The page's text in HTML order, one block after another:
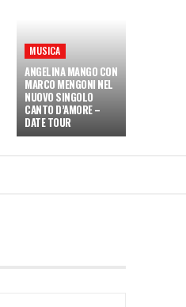
MUSICA
ANGELINA MANGO CON
MARCO MENGONI NEL
NUOVO SINGOLO
CANTO D’AMORE –
DATE TOUR